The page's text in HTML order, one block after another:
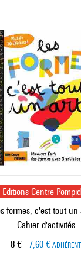
Editions Centre
formes, c'est tout un
Cahier d'activités
Prix ​​actuel
8 € 7,60 € ADHÉRENT